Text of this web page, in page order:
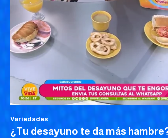
Variedades
¿Tu desayuno te da más